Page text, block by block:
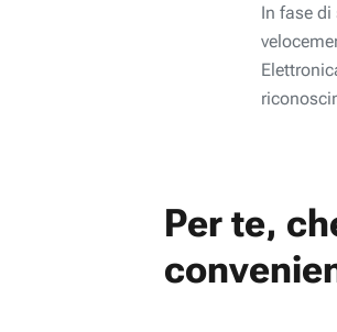
In fase di
Per te,